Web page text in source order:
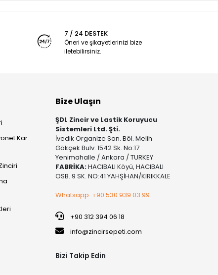
7 / 24 DESTEK
Öneri ve şikayetlerinizi bize
iletebilirsiniz.
Kar
Bize Ulaşın
ŞDL Zincir ve Lastik Koruyucu
Sistemleri Ltd. Şti.
İvedik Organize San. Böl. Melih
Gökçek Bulv. 1542 Sk. No:17
Yenimahalle / Ankara / TURKEY
FABRİKA:HACIBALI Köyü, HACIBALI
OSB. 9 SK. NO:41 YAHŞİHAN/KIRIKKALE
Whatsapp: +90 530 939 03 99
+90 312 394 06 18
info@zincirsepeti.com
Bizi Takip Edin